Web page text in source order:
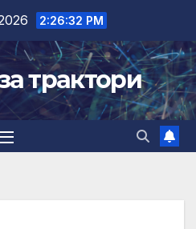
2:26:33 PM
трактори